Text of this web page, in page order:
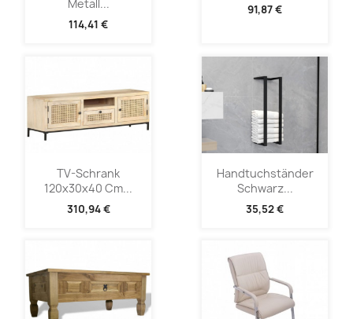
Metall...
114,41 €
91,87 €
TV-Schrank
120x30x40 Cm...
310,94 €
Handtuchständer
Schwarz...
35,52 €